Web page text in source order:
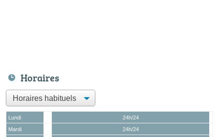
Horaires
Lundi
24h/24
Mardi
24h/24